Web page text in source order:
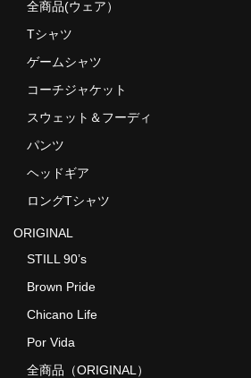
全商品(ウェア）
Tシャツ
ゲームシャツ
コーチジャケット
スウェット＆フーディ
パンツ
ヘッドギア
ロングTシャツ
ORIGINAL
STILL 90’s
Brown Pride
Chicano Life
Por Vida
全商品（ORIGINAL）